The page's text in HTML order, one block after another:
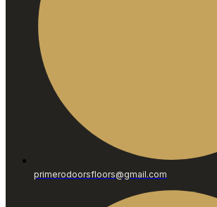
primerodoorsfloors@gmail.com